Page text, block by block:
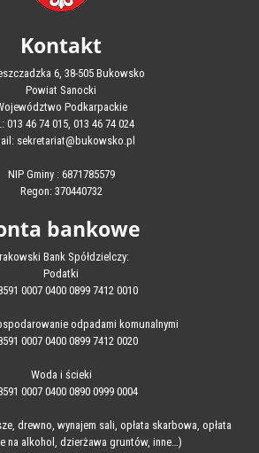
Kontakt
6, 38-505 Bukowsko
Powiat Sanocki
Podkarpackie
013 46 74 015, 013 46 74 024
sekretariat@bukowsko.pl
NIP Gminy : 6871785579
Regon: 370440732
bankowe
Bank Spółdzielczy:
Podatki
0007 0400 0899 7412 0010
odpadami komunalnymi
0007 0400 0899 7412 0020
Woda i ścieki
0007 0400 0890 0999 0004
drewno, wynajem sali, opłata skarbowa, opłata
na alkohol, dzierżawa gruntów, inne…)